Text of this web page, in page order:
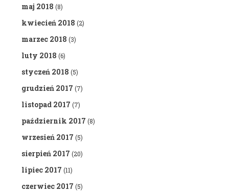
maj 2018 (8)
kwiecień 2018 (2)
marzec 2018 (3)
luty 2018 (6)
styczeń 2018 (5)
grudzień 2017 (7)
listopad 2017 (7)
październik 2017 (8)
wrzesień 2017 (5)
sierpień 2017 (20)
lipiec 2017 (11)
czerwiec 2017 (5)